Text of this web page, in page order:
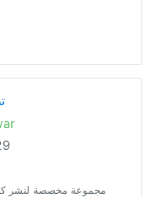
مجموعة مخصصة لنشر كل